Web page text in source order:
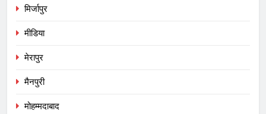
मिर्जापुर
मीडिया
मेरापुर
मैनपुरी
मोहम्मदाबाद